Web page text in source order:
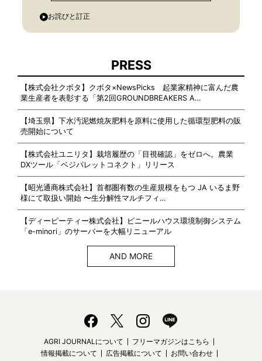
お詫びと訂正
PRESS
【株式会社クボタ】クボタ×NewsPicks 起業家精神に富んだ農
業生産者を表彰する「第2回GROUNDBREAKERS A…
【埼玉県】下水汚泥燃焼灰肥料を原料に使用した循環型肥料の販
売開始について
【株式会社ユニリタ】栽培履歴の「目視確認」をゼロへ。農業
DXツール「ベジパレットコネクト」リリース
【昭光通商株式会社】首都圏有数の生産規模をもつ JA いるま野
様にて取扱い開始 〜生分解性マルチフィ…
【ディーピーティー株式会社】ビニールハウス環境制御システム
「e-minori」のサーバーを大幅リニューアル
AND MORE
AGRI JOURNALについて
フリーマガジンはこちら
情報掲載について
広告掲載について
お問い合わせ